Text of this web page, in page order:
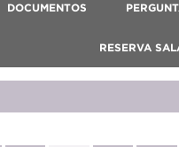
DOCUMENTOS
RESERVA